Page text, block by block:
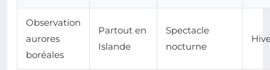
Observation
aurores
boréales
Partout en
Islande
Spectacle
nocturne